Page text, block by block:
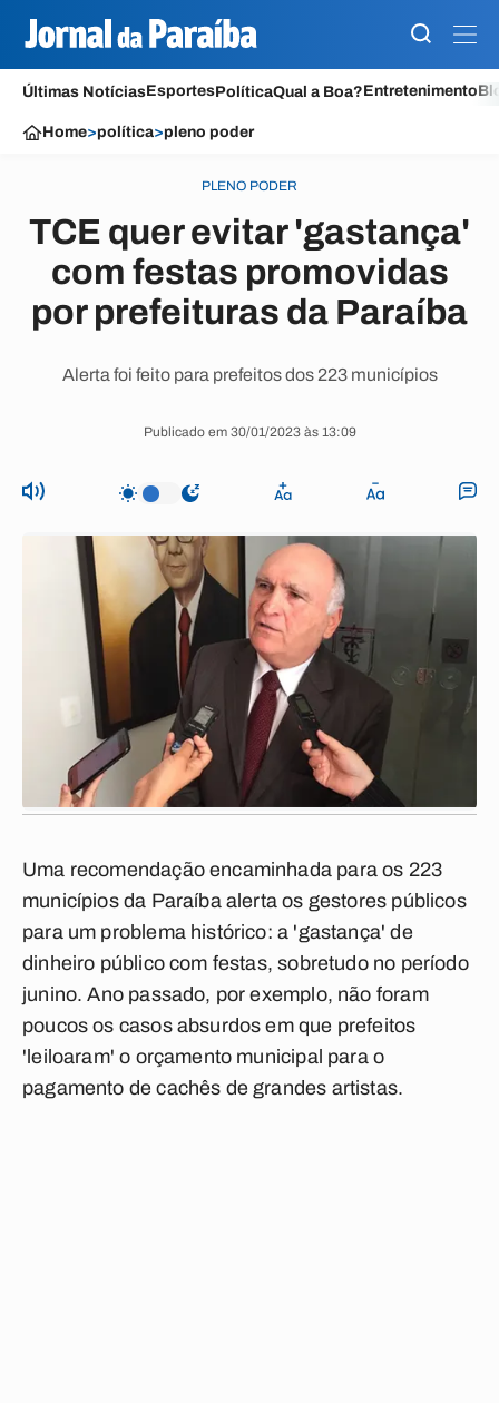
Últimas NotíciasEsportesPolíticaQual a Boa?Entretenimento
Home>política>pleno poder
PLENO PODER
TCE quer evitar 'gastança'
com festas promovidas
por prefeituras da Paraíba
Alerta foi feito para prefeitos dos 223 municípios
Publicado em 30/01/2023 às 13:09
Uma recomendação encaminhada para os 223
municípios da Paraíba alerta os gestores públicos
para um problema histórico: a 'gastança' de
dinheiro público com festas, sobretudo no período
junino. Ano passado, por exemplo, não foram
poucos os casos absurdos em que prefeitos
'leiloaram' o orçamento municipal para o
pagamento de cachês de grandes artistas.